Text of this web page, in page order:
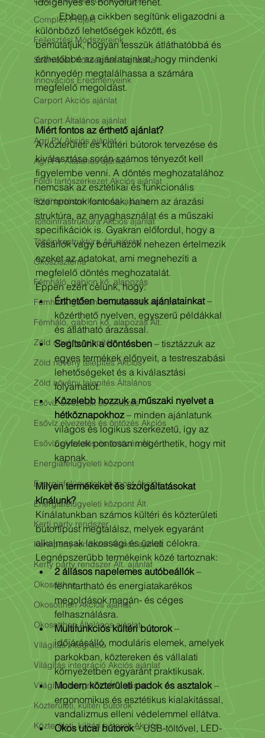
Complex Projekt
Fejlesztési Módszereink
Szervezett Költséghat. logisztika
Innovációs Eredményeink
Carport Akciós ajánlat
Carport Általános ajánlat
Agri PV Akciós ajánlat
Agri PV Általános ajánlat
Földi tartószerkezet Akciós ajánlat
Földi tartószerkezet Ált. ajánlat
Töltőinfrastruktúra Akciós ajánlat
Töltőinfrastruktúra Ált. ajánlat
Ökoszisztéma
Fémháló, gabion kő, alapozás
Fémháló, gabion kő, alapozás Akciós
Fémháló, gabion kő, alapozás Ált.
Zöld növény telepítés
Zöld növény telepítés Akciós
Zöld növény telepítés Általános
Esővíz elvezeték és öntözés
Esővíz elvezetés és öntözés Akciós
Esővíz elvezetés és öntözés Ált.
Energiafelügyeleti központ
Energiafelügyeleti központ Akciós
Energiafelügyeleti központ Ált.
Kerti party rendszer
Kerti party rendszer Akciós ajánlat
Kerty party rendszer Ált. ajánlat
Okosotthon
Okosotthon Akciós ajánlat
Okosotthon Általános ajánlat
Világítás integráció
Világítás integráció Akciós ajánlat
Világítás integráció Ált. ajánlat
Közterületi, kültéri bútorok
Közterületi, kültéri bútorok Akciós
	Ebben a cikkben segítünk eligazodni a
különböző lehetőségek között, és
bemutatjuk, hogyan tesszük átláthatóbbá és
érthetőbbé az ajánlatainkat, hogy mindenki
könnyedén megtalálhassa a számára
megfelelő megoldást.
Miért fontos az érthető ajánlat?
A közterületi és kültéri bútorok tervezése és
kiválasztása során számos tényezőt kell
figyelembe venni. A döntés meghozatalához
nemcsak az esztétikai és funkcionális
szempontok fontosak, hanem az árazási
struktúra, az anyaghasználat és a műszaki
specifikációk is. Gyakran előfordul, hogy a
vásárlók vagy beruházók nehezen értelmezik
ezeket az adatokat, ami megnehezíti a
megfelelő döntés meghozatalát.
Éppen ezért célunk, hogy:
Érthetően bemutassuk ajánlatainkat –
közérthető nyelven, egyszerű példákkal
és átlátható árazással.
Segítsünk a döntésben – tisztázzuk az
egyes termékek előnyeit, a testreszabási
lehetőségeket és a kiválasztási
folyamatot.
Közelebb hozzuk a műszaki nyelvet a
hétköznapokhoz – minden ajánlatunk
világos és logikus szerkezetű, így az
ügyfelek pontosan megérthetik, hogy mit
kapnak.
Milyen termékeket és szolgáltatásokat
kínálunk?
Kínálatunkban számos kültéri és közterületi
bútortípust megtalálsz, melyek egyaránt
alkalmasak lakossági és üzleti célokra.
Legnépszerűbb termékeink közé tartoznak:
2 állásos napelemes autóbeállók –
fenntartható és energiatakarékos
megoldások magán- és céges
felhasználásra.
Multifunkciós kültéri bútorok –
időjárásálló, moduláris elemek, amelyek
parkokban, köztereken és vállalati
környezetben egyaránt praktikusak.
Modern közterületi padok és asztalok –
ergonomikus és esztétikus kialakítással,
vandalizmus elleni védelemmel ellátva.
Okos utcai bútorok – USB-töltővel, LED-